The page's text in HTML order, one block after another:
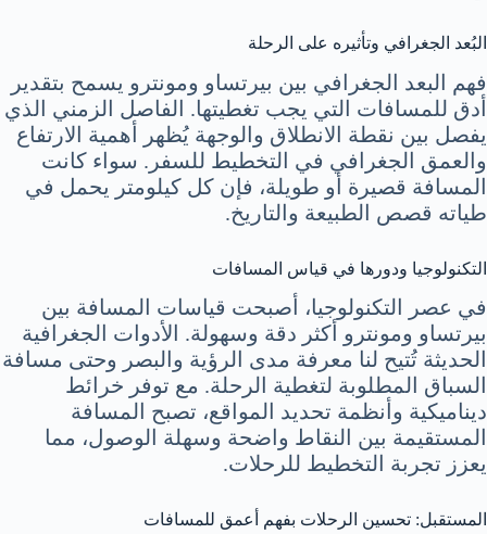
البُعد الجغرافي وتأثيره على الرحلة
فهم البعد الجغرافي بين بيرتساو ومونترو يسمح بتقدير
أدق للمسافات التي يجب تغطيتها. الفاصل الزمني الذي
يفصل بين نقطة الانطلاق والوجهة يُظهر أهمية الارتفاع
والعمق الجغرافي في التخطيط للسفر. سواء كانت
المسافة قصيرة أو طويلة، فإن كل كيلومتر يحمل في
طياته قصص الطبيعة والتاريخ.
التكنولوجيا ودورها في قياس المسافات
في عصر التكنولوجيا، أصبحت قياسات المسافة بين
بيرتساو ومونترو أكثر دقة وسهولة. الأدوات الجغرافية
الحديثة تُتيح لنا معرفة مدى الرؤية والبصر وحتى مسافة
السباق المطلوبة لتغطية الرحلة. مع توفر خرائط
ديناميكية وأنظمة تحديد المواقع، تصبح المسافة
المستقيمة بين النقاط واضحة وسهلة الوصول، مما
يعزز تجربة التخطيط للرحلات.
المستقبل: تحسين الرحلات بفهم أعمق للمسافات